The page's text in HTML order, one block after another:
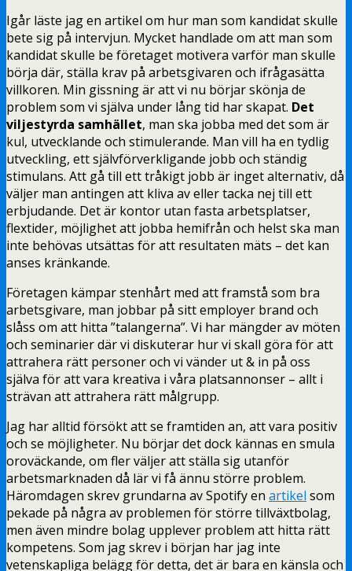
Igår läste jag en artikel om hur man som kandidat skulle
bete sig på intervjun. Mycket handlade om att man som
kandidat skulle be företaget motivera varför man skulle
börja där, ställa krav på arbetsgivaren och ifrågasätta
villkoren. Min gissning är att vi nu börjar skönja de
problem som vi själva under lång tid har skapat. Det
viljestyrda samhället, man ska jobba med det som är
kul, utvecklande och stimulerande. Man vill ha en tydlig
utveckling, ett självförverkligande jobb och ständig
stimulans. Att gå till ett tråkigt jobb är inget alternativ, då
väljer man antingen att kliva av eller tacka nej till ett
erbjudande. Det är kontor utan fasta arbetsplatser,
flextider, möjlighet att jobba hemifrån och helst ska man
inte behövas utsättas för att resultaten mäts – det kan
anses kränkande.
Företagen kämpar stenhårt med att framstå som bra
arbetsgivare, man jobbar på sitt employer brand och
slåss om att hitta ”talangerna”. Vi har mängder av möten
och seminarier där vi diskuterar hur vi skall göra för att
attrahera rätt personer och vi vänder ut & in på oss
själva för att vara kreativa i våra platsannonser – allt i
strävan att attrahera rätt målgrupp.
Jag har alltid försökt att se framtiden an, att vara positiv
och se möjligheter. Nu börjar det dock kännas en smula
oroväckande, om fler väljer att ställa sig utanför
arbetsmarknaden då lär vi få ännu större problem.
Häromdagen skrev grundarna av Spotify en artikel som
pekade på några av problemen för större tillväxtbolag,
men även mindre bolag upplever problem att hitta rätt
kompetens. Som jag skrev i början har jag inte
vetenskapliga belägg för detta, det är bara en känsla och